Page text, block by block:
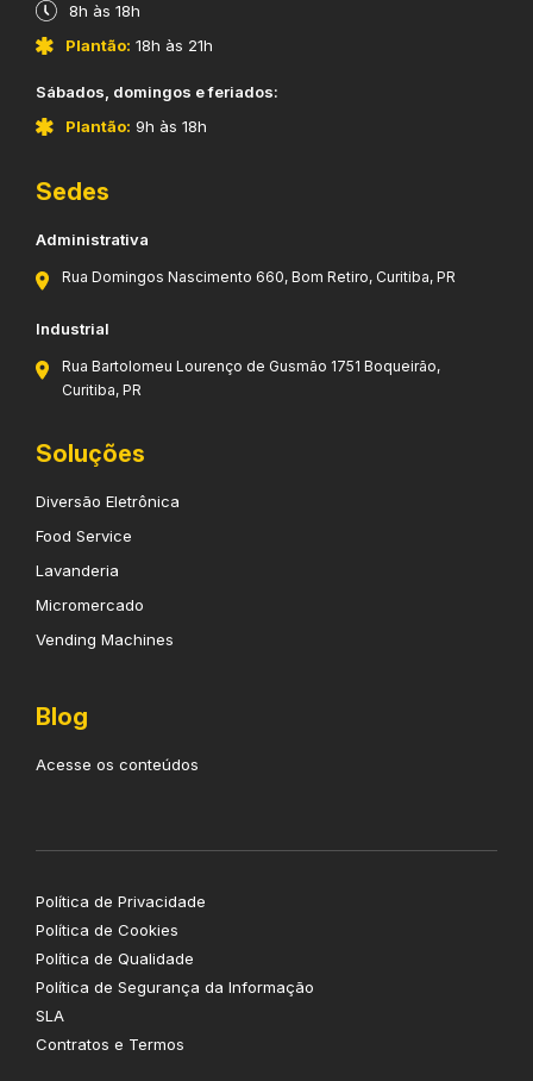
8h às 18h
Plantão: 18h às 21h
​Sábados, domingos e feriados:
Plantão: 9h às 18h
Sedes
Administrativa
Rua Domingos Nascimento 660, Bom Retiro, Curitiba, PR
Industrial
Rua Bartolomeu Lourenço de Gusmão 1751 Boqueirão,
Curitiba, PR
Soluções
Diversão Eletrônica
Food Service
Lavanderia
Micromercado
Vending Machines
Blog
Acesse os conteúdos
Política de Privacidade
Política de Cookies
Política de Qualidade
Política de Segurança da Informação
SLA
Contratos e Termos